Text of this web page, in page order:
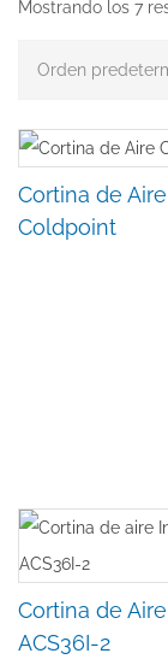
Mostrando los 7
Cortina de Aire
Coldpoint
Cortina de
ACS36I-2